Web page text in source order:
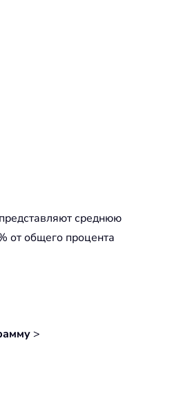
среднюю
от общего процента
>